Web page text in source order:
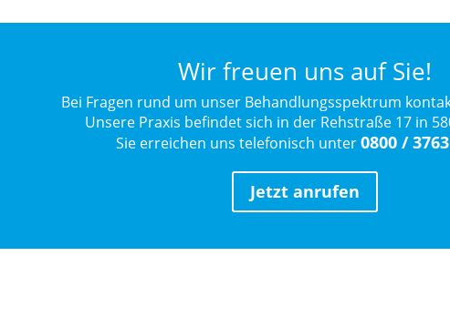
Wir freuen uns auf Sie!
Bei Fragen rund um unser Behandlungsspektrum
Unsere Praxis befindet sich in der Rehstraße 17 in
Sie erreichen uns telefonisch unter0800 /
Jetzt anrufen